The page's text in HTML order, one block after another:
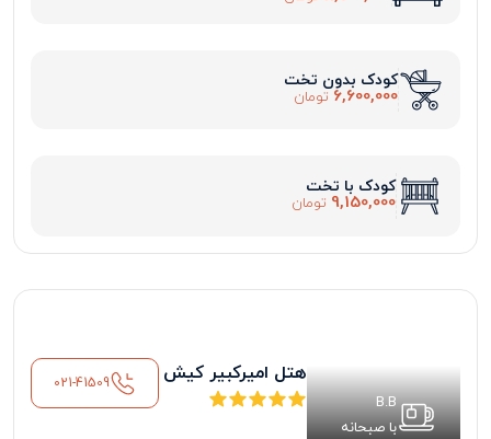
کودک بدون تخت
6,600,000 تومان
کودک با تخت
9,150,000 تومان
B.B
با صبحانه
هتل امیرکبیر کیش 021-41509